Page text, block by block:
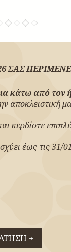
ΣΑΣ
κάτω από τον
αποκλειστική
κερδίστε
έως τις 31/
+